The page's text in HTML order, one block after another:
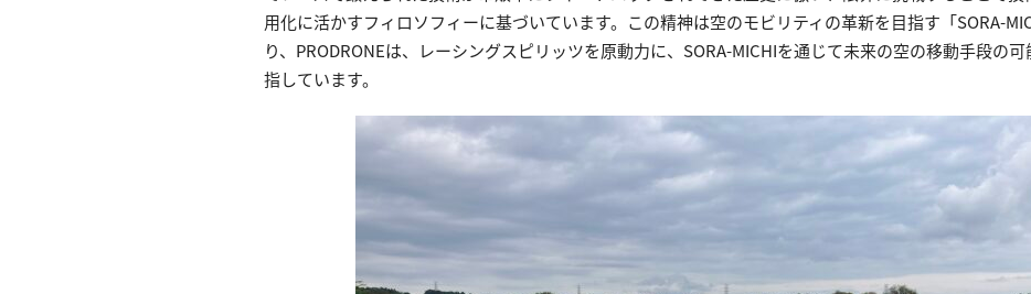
用化に活かすフィロソフィーに基づいています。この精神は空のモビリティの革新を目指す「SORA-
り、PRODRONEは、レーシングスピリッツを原動力に、SORA-MICHIを通じて未来の空の移動手段の
指しています。